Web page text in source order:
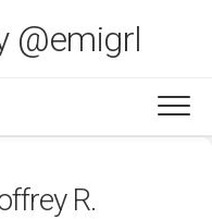
@emigrl
R.